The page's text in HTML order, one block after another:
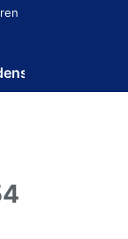
um alle
/ HV